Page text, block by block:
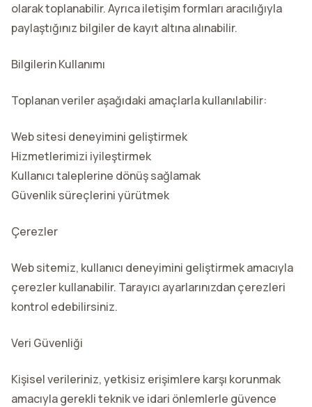
olarak toplanabilir. Ayrıca iletişim formları aracılığıyla
paylaştığınız bilgiler de kayıt altına alınabilir.
Bilgilerin Kullanımı
Toplanan veriler aşağıdaki amaçlarla kullanılabilir:
Web sitesi deneyimini geliştirmek
Hizmetlerimizi iyileştirmek
Kullanıcı taleplerine dönüş sağlamak
Güvenlik süreçlerini yürütmek
Çerezler
Web sitemiz, kullanıcı deneyimini geliştirmek amacıyla
çerezler kullanabilir. Tarayıcı ayarlarınızdan çerezleri
kontrol edebilirsiniz.
Veri Güvenliği
Kişisel verileriniz, yetkisiz erişimlere karşı korunmak
amacıyla gerekli teknik ve idari önlemlerle güvence